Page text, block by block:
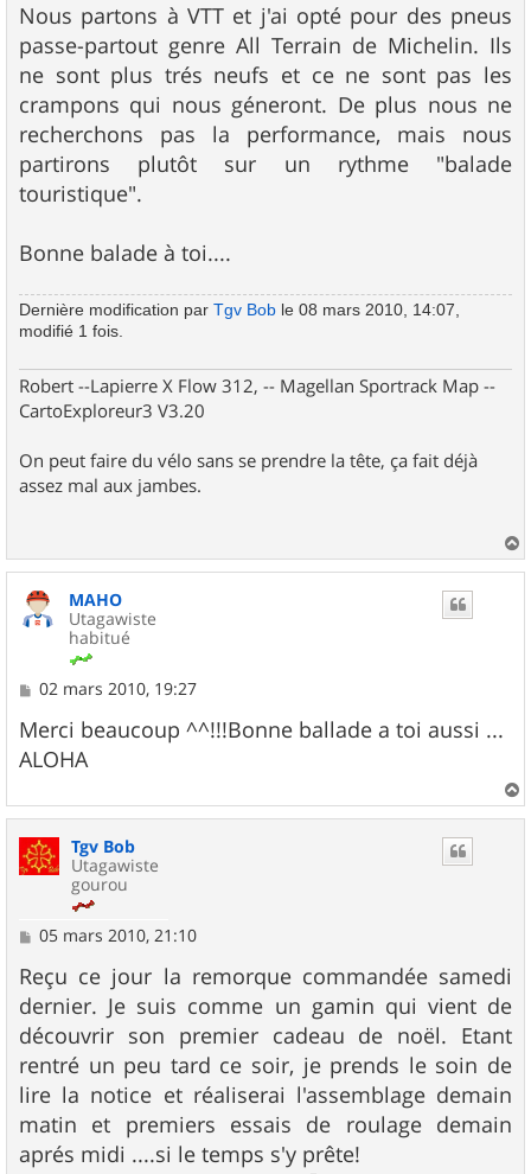
Nous partons à VTT et j'ai opté pour des pneus
passe-partout genre All Terrain de Michelin. Ils
ne sont plus trés neufs et ce ne sont pas les
crampons qui nous géneront. De plus nous ne
recherchons pas la performance, mais nous
partirons plutôt sur un rythme "balade
touristique".
Bonne balade à toi....
Dernière modification par Tgv Bob le 08 mars 2010, 14:07,
modifié 1 fois.
Robert --Lapierre X Flow 312, -- Magellan Sportrack Map --
CartoExploreur3 V3.20
On peut faire du vélo sans se prendre la tête, ça fait déjà
assez mal aux jambes.
a
MAHO
Utagawiste
habitué
M
s
s
a
e
02 mars 2010, 19:27
Merci beaucoup ^^!!!Bonne ballade a toi aussi ...
ALOHA
a
Tgv Bob
Utagawiste
gourou
M
s
s
a
g
e
05 mars 2010, 21:10
Reçu ce jour la remorque commandée samedi
dernier. Je suis comme un gamin qui vient de
découvrir son premier cadeau de noël. Etant
rentré un peu tard ce soir, je prends le soin de
lire la notice et réaliserai l'assemblage demain
matin et premiers essais de roulage demain
aprés midi ....si le temps s'y prête!